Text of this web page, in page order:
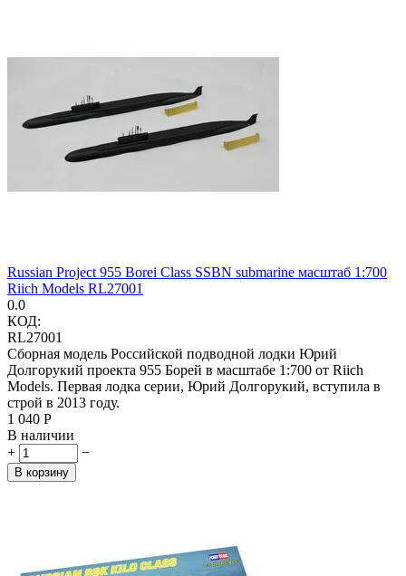
Russian Project 955 Borei Class SSBN submarine масштаб 1:700
Riich Models RL27001
0.0
КОД:
RL27001
Сборная модель Российской подводной лодки Юрий
Долгорукий проекта 955 Борей в масштабе 1:700 от Riich
Models. Первая лодка серии, Юрий Долгорукий, вступила в
строй в 2013 году.
1 040 Р
В наличии
+
−
В корзину